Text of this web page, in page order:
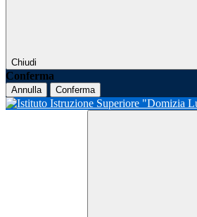
Chiudi
Conferma
Annulla Conferma